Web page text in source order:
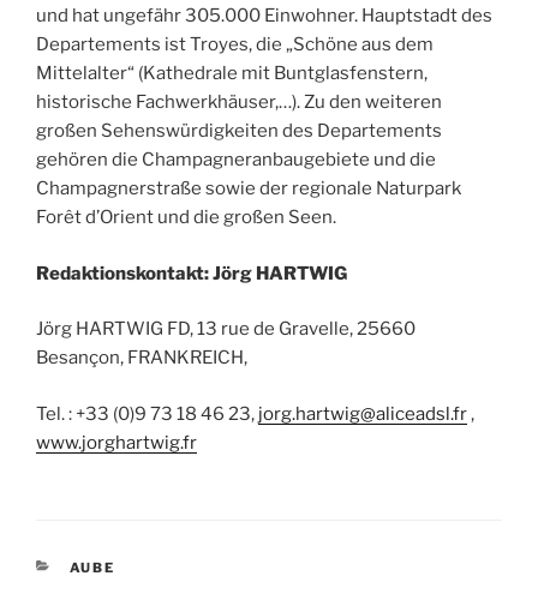
und hat ungefähr 305.000 Einwohner. Hauptstadt des
Departements ist Troyes, die „Schöne aus dem
Mittelalter“ (Kathedrale mit Buntglasfenstern,
historische Fachwerkhäuser,…). Zu den weiteren
großen Sehenswürdigkeiten des Departements
gehören die Champagneranbaugebiete und die
Champagnerstraße sowie der regionale Naturpark
Forêt d’Orient und die großen Seen.
Redaktionskontakt: Jörg HARTWIG
Jörg HARTWIG FD, 13 rue de Gravelle, 25660
Besançon, FRANKREICH,
Tel. : +33 (0)9 73 18 46 23, jorg.hartwig@aliceadsl.fr,
www.jorghartwig.fr
CATÉGORIES
AUBE